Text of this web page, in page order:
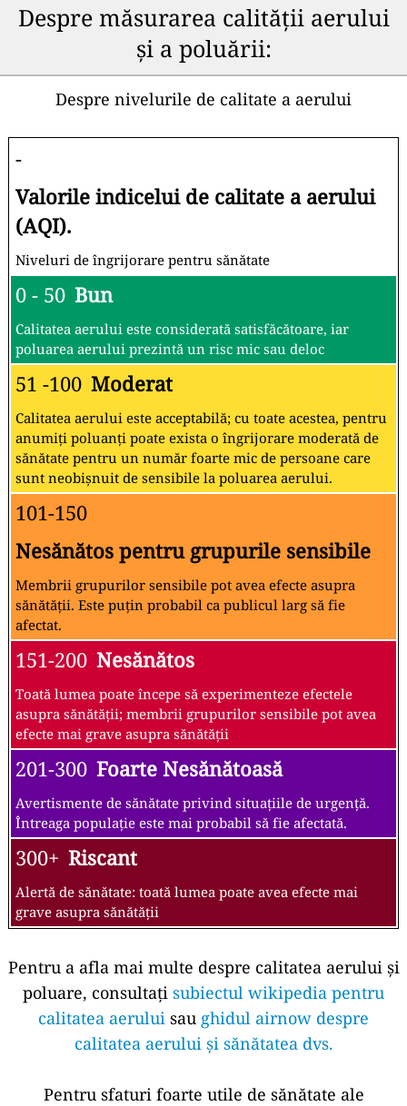
Despre măsurarea calității aerului
și a poluării:
Despre nivelurile de calitate a aerului
-
Valorile indicelui de calitate a aerului
(AQI).
Niveluri de îngrijorare pentru sănătate
0 - 50 Bun
Calitatea aerului este considerată satisfăcătoare, iar
poluarea aerului prezintă un risc mic sau deloc
51 -100 Moderat
Calitatea aerului este acceptabilă; cu toate acestea, pentru
anumiți poluanți poate exista o îngrijorare moderată de
sănătate pentru un număr foarte mic de persoane care
sunt neobișnuit de sensibile la poluarea aerului.
101-150
Nesănătos pentru grupurile sensibile
Membrii grupurilor sensibile pot avea efecte asupra
sănătății. Este puțin probabil ca publicul larg să fie
afectat.
151-200 Nesănătos
Toată lumea poate începe să experimenteze efectele
asupra sănătății; membrii grupurilor sensibile pot avea
efecte mai grave asupra sănătății
201-300 Foarte Nesănătoasă
Avertismente de sănătate privind situațiile de urgență.
Întreaga populație este mai probabil să fie afectată.
300+ Riscant
Alertă de sănătate: toată lumea poate avea efecte mai
grave asupra sănătății
Pentru a afla mai multe despre calitatea aerului și
poluare, consultați subiectul wikipedia pentru
calitatea aerului sau ghidul airnow despre
calitatea aerului și sănătatea dvs.
Pentru sfaturi foarte utile de sănătate ale